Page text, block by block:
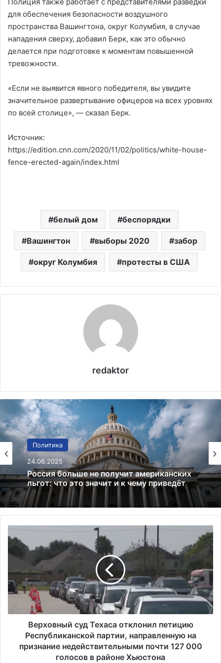
для обеспечения безопасности воздушного
пространства Вашингтона, округ Колумбия, в случае
нападения сверху, добавил Берк, как это обычно
делается при подготовке к моментам повышенной
тревожности.
«Если не выявится явного победителя, вы увидите
значительное развертывание офицеров на всех уровнях
по всей столице», — сказал Берк.
Источник:
https://edition.cnn.com/2020/11/02/politics/white-house-
fence-erected-again/index.html
белый дом беспорядки
Вашингтон выборы 2020 забор
округ Колумбия протесты в США
redaktor
Политика
24.06.2025
Россия больше не получит американских
льгот: что это значит и к чему приведёт
е
о
в
н
й
Верховный суд Техаса отклонил петицию
Республиканской партии, направленную на
признание недействительными почти 127 000
голосов в районе Хьюстона